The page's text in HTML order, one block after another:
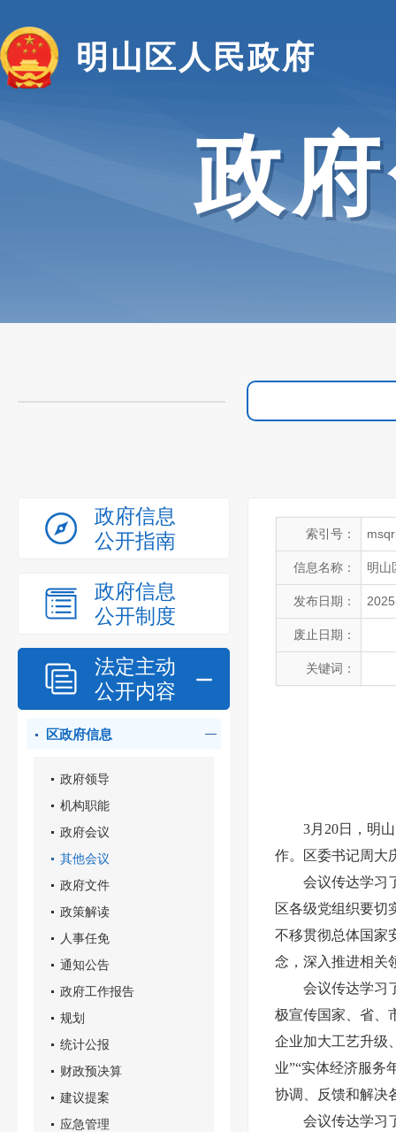
明山区人民政府
政
政府信息
公开指南
政府信息
公开制度
法定主动
公开内容
区政府信息
政府领导
机构职能
政府会议
其他会议
政府文件
政策解读
人事任免
通知公告
政府工作报告
规划
统计公报
财政预决算
建议提案
应急管理
索引号：
信息名称： 明山
发布日期：
废止日期：
关键词：
3月20日，明
作。区委书记周大
会议传达学习
区各级党组织要切
不移贯彻总体国家
念，深入推进相关
会议传达学习
极宣传国家、省、
企业加大工艺升级
业”“实体经济服务
协调、反馈和解决
会议传达学习